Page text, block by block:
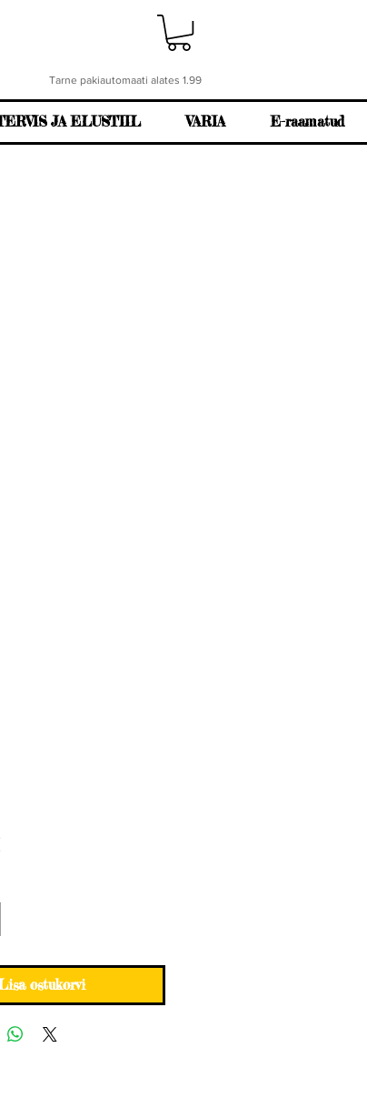
Tarne pakiautomaati alates 1.99
JA ELUSTIIL VARIA E-raamatud
Price
ostukorvi